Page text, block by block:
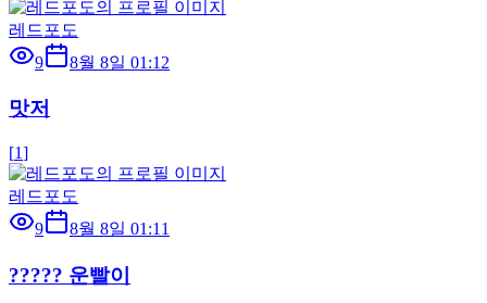
레드포도
9
8월 8일 01:12
맛저
[1]
레드포도
9
8월 8일 01:11
????? 운빨이